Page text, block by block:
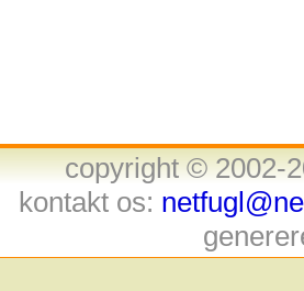
copyright © 2002-
kontakt os: